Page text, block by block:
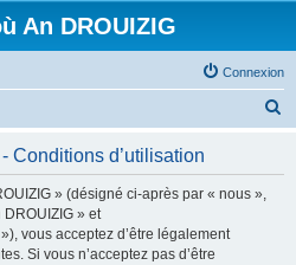
An DROUIZIG
Connexion
Conditions d’utilisation
» (désigné ci-après par « nous »,
» et
vous acceptez d’être légalement
Si vous n’acceptez pas d’être